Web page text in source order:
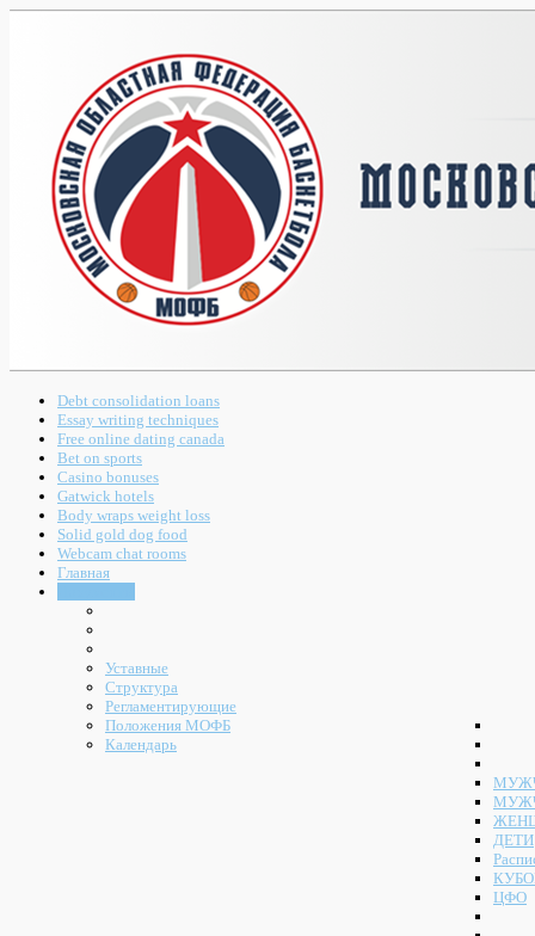
Debt consolidation loans
Essay writing techniques
Free online dating canada
Bet on sports
Casino bonuses
Gatwick hotels
Body wraps weight loss
Solid gold dog food
Webcam chat rooms
Главная
Уставные
Структура
Регламентирующие
Положения МОФБ
Календарь
ДЕТИ
ЦФО